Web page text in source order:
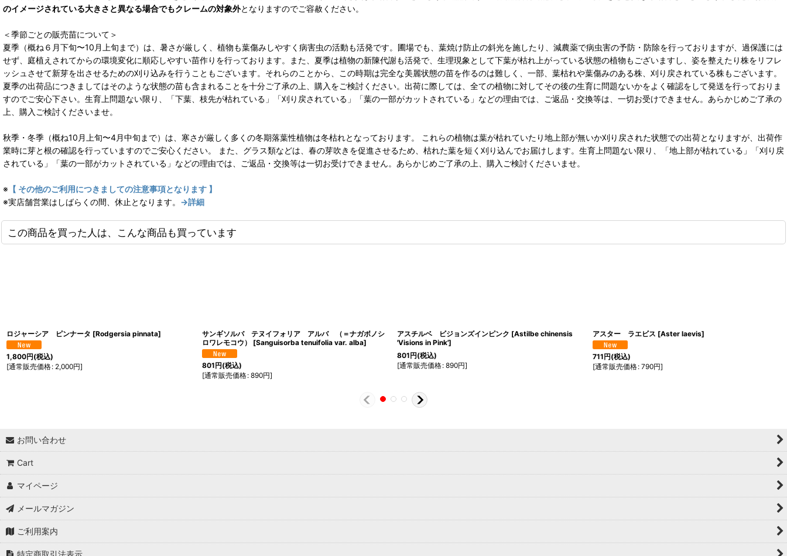
のイメージされている大きさと異なる場合でもクレームの対象外となりますのでご容赦ください。
＜季節ごとの販売苗について＞
夏季（概ね６月下旬〜10月上旬まで）は、暑さが厳しく、植物も葉傷みしやすく病害虫の活動も活発です。圃場でも、葉焼け防止の斜光を施したり、減農薬で病虫害の予防・防除を行っておりますが、過保護には
せず、庭植えされてからの環境変化に順応しやすい苗作りを行っております。また、夏季は植物の新陳代謝も活発で、生理現象として下葉が枯れ上がっている状態の植物もございますし、姿を整えたり株をリフレ
ッシュさせて新芽を出させるための刈り込みを行うこともございます。それらのことから、この時期は完全な美麗状態の苗を作るのは難しく、一部、葉枯れや葉傷みのある株、刈り戻されている株もございます。
夏季の出荷品につきましてはそのような状態の苗も含まれることを十分ご了承の上、購入をご検討ください。出荷に際しては、全ての植物に対してその後の生育に問題ないかをよく確認をして発送を行っておりま
すのでご安心下さい。生育上問題ない限り、「下葉、枝先が枯れている」「刈り戻されている」「葉の一部がカットされている」などの理由では、ご返品・交換等は、一切お受けできません。あらかじめご了承の
上、購入ご検討くださいませ。
秋季・冬季（概ね10月上旬〜4月中旬まで）は、寒さが厳しく多くの冬期落葉性植物は冬枯れとなっております。 これらの植物は葉が枯れていたり地上部が無いか刈り戻された状態での出荷となりますが、出荷作
業時に芽と根の確認を行っていますのでご安心ください。 また、グラス類などは、春の芽吹きを促進させるため、枯れた葉を短く刈り込んでお届けします。生育上問題ない限り、「地上部が枯れている」「刈り戻
されている」「葉の一部がカットされている」などの理由では、ご返品・交換等は一切お受けできません。あらかじめご了承の上、購入ご検討くださいませ。
※ 【 その他のご利用につきましての注意事項となります 】
※実店舗営業はしばらくの間、休止となります。 →詳細
この商品を買った人は、こんな商品も買っています
ロジャーシア ピンナータ [Rodgersia pinnata]
1,800円(税込)
[通常販売価格: 2,000円]
サンギソルバ テヌイフォリア アルバ （＝ナガボノシ
ロワレモコウ）
[Sanguisorba tenuifolia var. alba]
801円(税込)
[通常販売価格: 890円]
アスチルベ ビジョンズインピンク [Astilbe chinensis
'Visions in Pink']
801円(税込)
[通常販売価格: 890円]
アスター ラエビス [Aster laevis]
711円(税込)
[通常販売価格: 790円]
お問い合わせ
Cart
マイページ
メールマガジン
ご利用案内